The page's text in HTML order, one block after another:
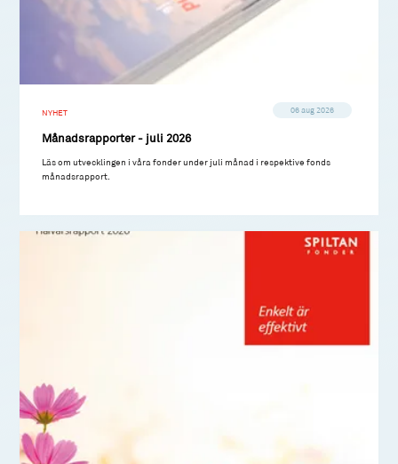
NYHET 06 aug 2026
Månadsrapporter - juli 2026
Läs om utvecklingen i våra fonder under juli månad i respektive fonds
månadsrapport.